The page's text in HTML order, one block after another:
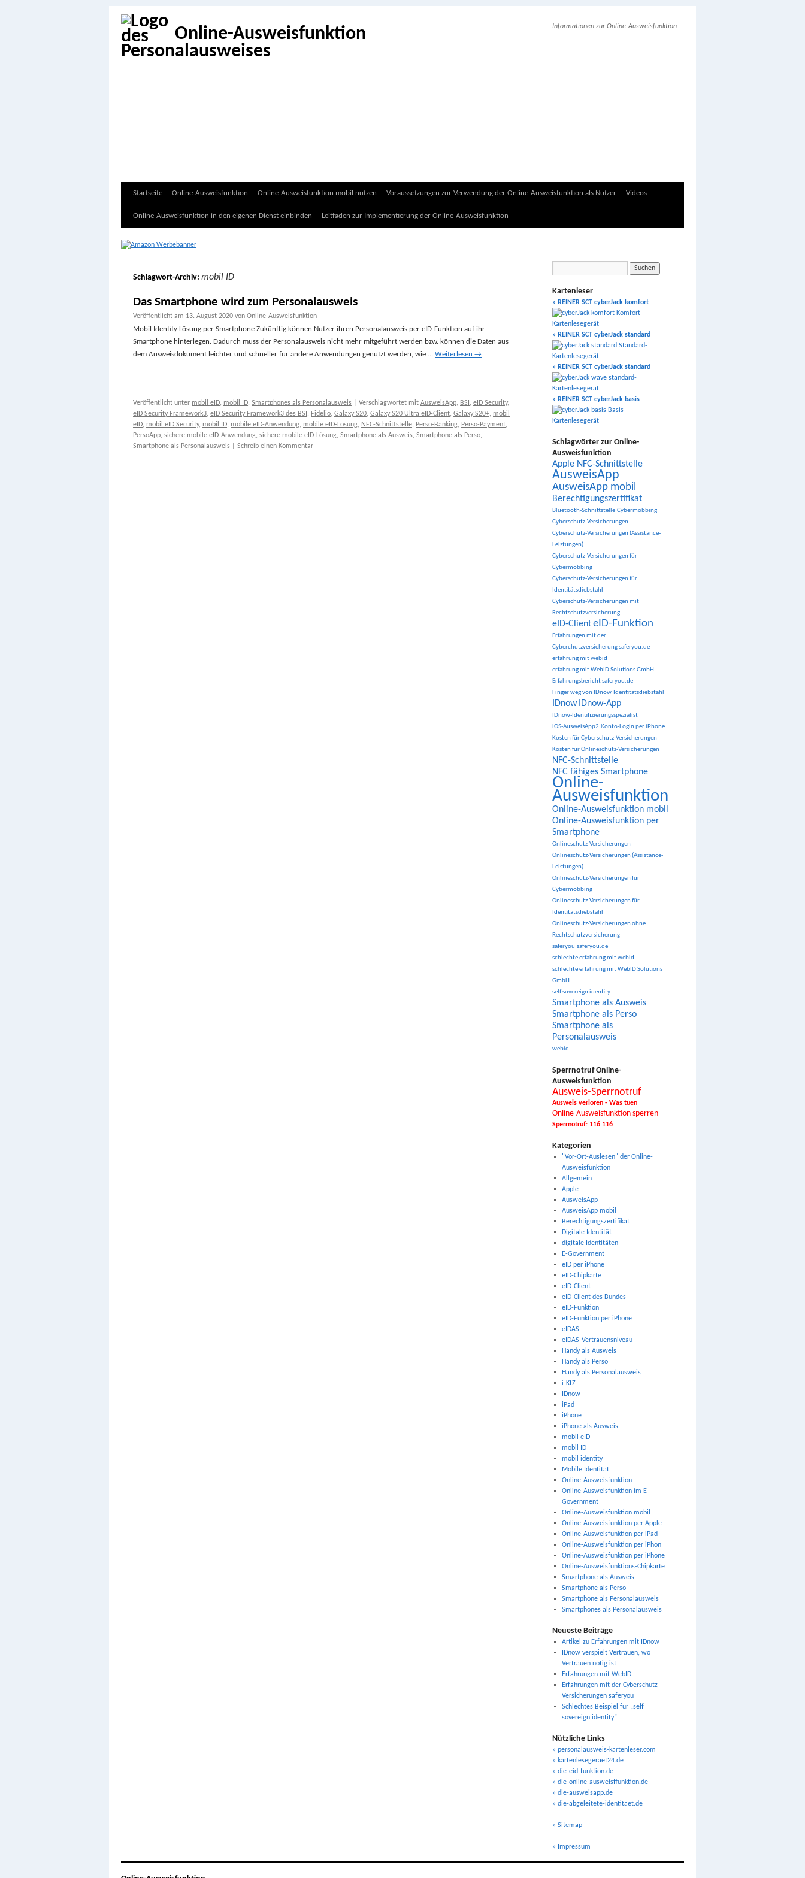
Online-Ausweisfunktion Informationen zur Online-Ausweisfunktion
Zum
Inhalt
springen
Startseite Online-Ausweisfunktion Online-Ausweisfunktion mobil nutzen Voraussetzungen zur Verwendung der Online-Ausweisfunktion als Nutzer Videos
Online-Ausweisfunktion in den eigenen Dienst einbinden Leitfaden zur Implementierung der Online-Ausweisfunktion
Schlagwort-Archiv: mobil ID
Das Smartphone wird zum Personalausweis
Veröffentlicht am 13. August 2020 von Online-Ausweisfunktion
Mobil Identity Lösung per Smartphone Zukünftig können Nutzer ihren Personalausweis per eID-Funktion auf ihr
Smartphone hinterlegen. Dadurch muss der Personalausweis nicht mehr mitgeführt werden bzw. können die Daten aus
dem Ausweisdokument leichter und schneller für andere Anwendungen genutzt werden, wie … Weiterlesen →
Veröffentlicht unter mobil eID, mobil ID, Smartphones als Personalausweis Verschlagwortet mit AusweisApp, BSI , eID Security,
eID Security Framework3, eID Security Framework3 des BSI , Fidelio, Galaxy S20, Galaxy S20 Ultra eID-Client, Galaxy S20+, mobil
eID, mobil eID Security, mobil ID, mobile eID-Anwendung, mobile eID-Lösung, NFC-Schnittstelle, Perso-Banking, Perso-Payment,
PersoApp, sichere mobile eID-Anwendung, sichere mobile eID-Lösung, Smartphone als Ausweis, Smartphone als Perso,
Smartphone als Personalausweis
Schreib einen Kommentar
Kartenleser
» REINER SCT cyberJack komfort
» REINER SCT cyberJack standard
» REINER SCT cyberJack standard
» REINER SCT cyberJack basis
Schlagwörter zur Online-
Ausweisfunktion
Apple NFC-Schnittstelle
AusweisApp
AusweisApp mobil
Berechtigungszertifikat
Bluetooth-Schnittstelle Cybermobbing
Cyberschutz-Versicherungen
Cyberschutz-Versicherungen (Assistance-
Leistungen)
Cyberschutz-Versicherungen für
Cybermobbing
Cyberschutz-Versicherungen für
Identitätsdiebstahl
Cyberschutz-Versicherungen mit
Rechtschutzversicherung
eID-ClienteID-Funktion
Erfahrungen mit der
Cyberchutzversicherung saferyou.de
erfahrung mit webid
erfahrung mit WebID Solutions GmbH
Erfahrungsbericht saferyou.de
Finger weg von IDnow Identitätsdiebstahl
IDnow IDnow-App
IDnow-Identifizierungsspezialist
iOS-AusweisApp2 Konto-Login per iPhone
Kosten für Cyberschutz-Versicherungen
Kosten für Onlineschutz-Versicherungen
NFC-Schnittstelle
NFC fähiges Smartphone
Online-
Ausweisfunktion
Online-Ausweisfunktion mobil
Online-Ausweisfunktion per
Smartphone
Onlineschutz-Versicherungen
Onlineschutz-Versicherungen (Assistance-
Leistungen)
Onlineschutz-Versicherungen für
Cybermobbing
Onlineschutz-Versicherungen für
Identitätsdiebstahl
Onlineschutz-Versicherungen ohne
Rechtschutzversicherung
saferyou saferyou.de
schlechte erfahrung mit webid
schlechte erfahrung mit WebID Solutions
GmbH
self sovereign identity
Smartphone als Ausweis
Smartphone als Perso
Smartphone als
Personalausweis
webid
Sperrnotruf Online-
Ausweisfunktion
Ausweis-Sperrnotruf
Ausweis verloren - Was tuen
Online-Ausweisfunktion sperren
Sperrnotruf: 116 116
Kategorien
"Vor-Ort-Auslesen" der Online-
Ausweisfunktion
Allgemein
Apple
AusweisApp
AusweisApp mobil
Berechtigungszertifikat
Digitale Identität
digitale Identitäten
E-Government
eID per iPhone
eID-Chipkarte
eID-Client
eID-Client des Bundes
eID-Funktion
eID-Funktion per iPhone
eIDAS
eIDAS-Vertrauensniveau
Handy als Ausweis
Handy als Perso
Handy als Personalausweis
i-KfZ
IDnow
iPad
iPhone
iPhone als Ausweis
mobil eID
mobil ID
mobil identity
Mobile Identität
Online-Ausweisfunktion
Online-Ausweisfunktion im E-
Government
Online-Ausweisfunktion mobil
Online-Ausweisfunktion per Apple
Online-Ausweisfunktion per iPad
Online-Ausweisfunktion per iPhon
Online-Ausweisfunktion per iPhone
Online-Ausweisfunktions-Chipkarte
Smartphone als Ausweis
Smartphone als Perso
Smartphone als Personalausweis
Smartphones als Personalausweis
Neueste Beiträge
Artikel zu Erfahrungen mit IDnow
IDnow verspielt Vertrauen, wo
Vertrauen nötig ist
Erfahrungen mit WebID
Erfahrungen mit der Cyberschutz-
Versicherungen saferyou
Schlechtes Beispiel für „self
sovereign identity“
Nützliche Links
» personalausweis-kartenleser.com
» kartenlesegeraet24.de
» die-eid-funktion.de
» die-online-ausweisffunktion.de
» die-ausweisapp.de
» die-abgeleitete-identitaet.de
» Sitemap
» Impressum